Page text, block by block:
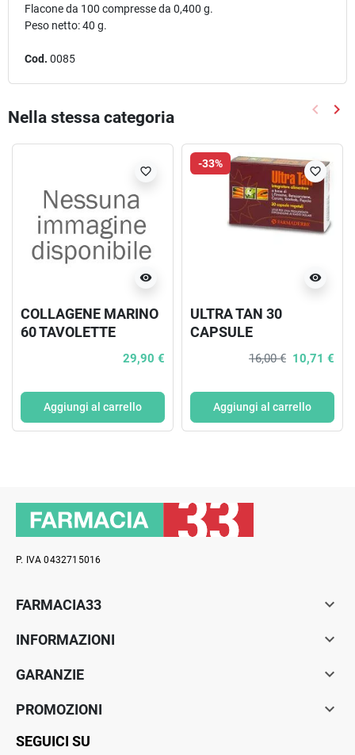
Flacone da 100 compresse da 0,400 g.
Peso netto: 40 g.
Cod. 0085
Nella stessa categoria keyboard_arrow_left keyboard_arrow_right
visibility
favorite_border
COLLAGENE MARINO
60 TAVOLETTE
29,90 €
Aggiungi al carrello
-33%
visibility
favorite_border
ULTRA TAN 30
CAPSULE
16,00 € 10,71 €
Aggiungi al carrello
P. IVA 0432715016
FARMACIA33 
INFORMAZIONI 
GARANZIE 
PROMOZIONI 
SEGUICI SU